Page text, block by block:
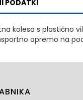
PODATKI
kolesa s plastično
opremo na